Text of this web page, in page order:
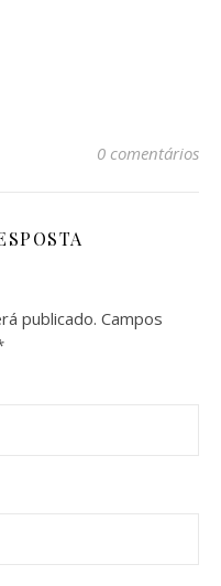
0 comentários
publicado. Campos